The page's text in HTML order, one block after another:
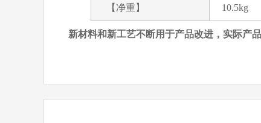
【净重】 10.5kg
新材料和新工艺不断用于产品改进，实际产